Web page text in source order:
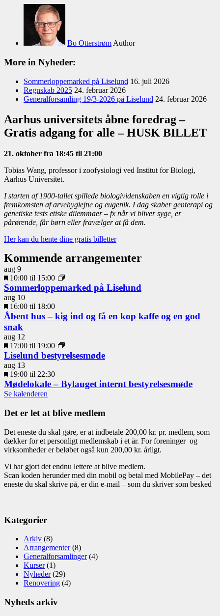
Bo Otterstrøm Author
More in Nyheder:
Sommerloppemarked på Liselund 16. juli 2026
Regnskab 2025 24. februar 2026
Generalforsamling 19/3-2026 på Liselund 24. februar 2026
Aarhus universitets åbne foredrag –
Gratis adgang for alle – HUSK BILLET
21. oktober fra 18:45 til 21:00
Tobias Wang, professor i zoofysiologi ved Institut for Biologi,
Aarhus Universitet.
I starten af 1900-tallet spillede biologividenskaben en vigtig rolle i
fremkomsten af arvehygiejne og eugenik. I dag skaber genterapi og
genetiske tests etiske dilemmaer – fx når vi bliver syge, er
pårørende, får børn eller fravælger at få dem.
Her kan du hente dine gratis billetter
Kommende arrangementer
aug 9
Fremhævet
10:00 til 15:00
Sommerloppemarked på Liselund
aug 10
Fremhævet
16:00 til 18:00
Åbent hus – kig ind og få en kop kaffe og en god
snak
aug 12
Fremhævet
17:00 til 19:00
Liselund bestyrelsesmøde
aug 13
Fremhævet
19:00 til 22:30
Mødelokale – Bylauget internt bestyrelsesmøde
Se kalenderen
Det er let at blive medlem
Det eneste du skal gøre, er at indbetale 200,00 kr. pr. medlem, som
dækker for et personligt medlemskab i et år. For foreninger og
virksomheder er beløbet også kun 200,00 kr. årligt.
Vi har gjort det endnu lettere at blive medlem.
Scan koden herunder med din mobil og betal med MobilePay – det
eneste du skal skrive på, er din e-mail – som du skriver som besked
Kategorier
Arkiv (8)
Arrangementer(8)
Generalforsamlinger(4)
Kurser(1)
Nyheder(29)
Renovering (4)
Nyheds arkiv